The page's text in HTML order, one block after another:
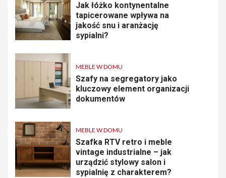
Jak łóżko kontynentalne
tapicerowane wpływa na
jakość snu i aranżację
sypialni?
MEBLE W DOMU
Szafy na segregatory jako
kluczowy element organizacji
dokumentów
MEBLE W DOMU
Szafka RTV retro i meble
vintage industrialne – jak
urządzić stylowy salon i
sypialnię z charakterem?